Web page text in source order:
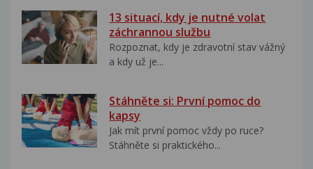
13 situací, kdy je nutné volat
záchrannou službu
Rozpoznat, kdy je zdravotní stav vážný
a kdy už je...
Stáhněte si: První pomoc do
kapsy
Jak mít první pomoc vždy po ruce?
Stáhněte si praktického...